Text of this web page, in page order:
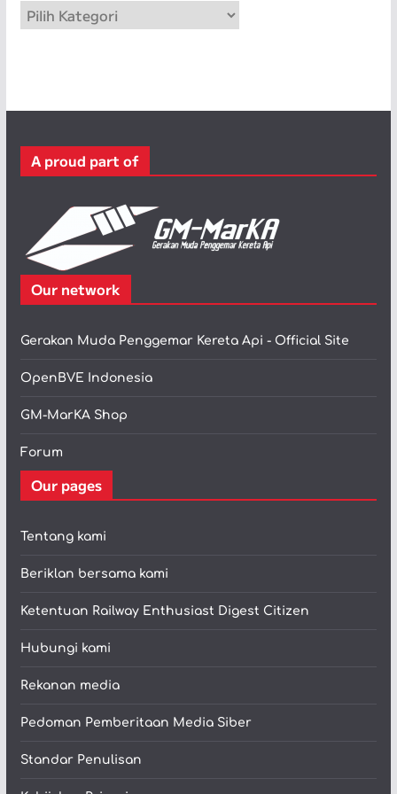
a
r
A proud part of
Our network
Gerakan Muda Penggemar Kereta Api - Official Site
OpenBVE Indonesia
GM-MarKA Shop
Forum
Our pages
Tentang kami
Beriklan bersama kami
Ketentuan Railway Enthusiast Digest Citizen
Hubungi kami
Rekanan media
Pedoman Pemberitaan Media Siber
Standar Penulisan